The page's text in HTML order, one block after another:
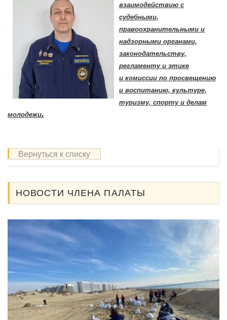
взаимодействию с
судебными,
правоохранительными и
надзорными органами,
законодательству,
регламенту и этике
и комиссии по просвещению
и воспитанию, культуре,
туризму, спорту и делам
молодежи.
Вернуться к списку
НОВОСТИ ЧЛЕНА ПАЛАТЫ